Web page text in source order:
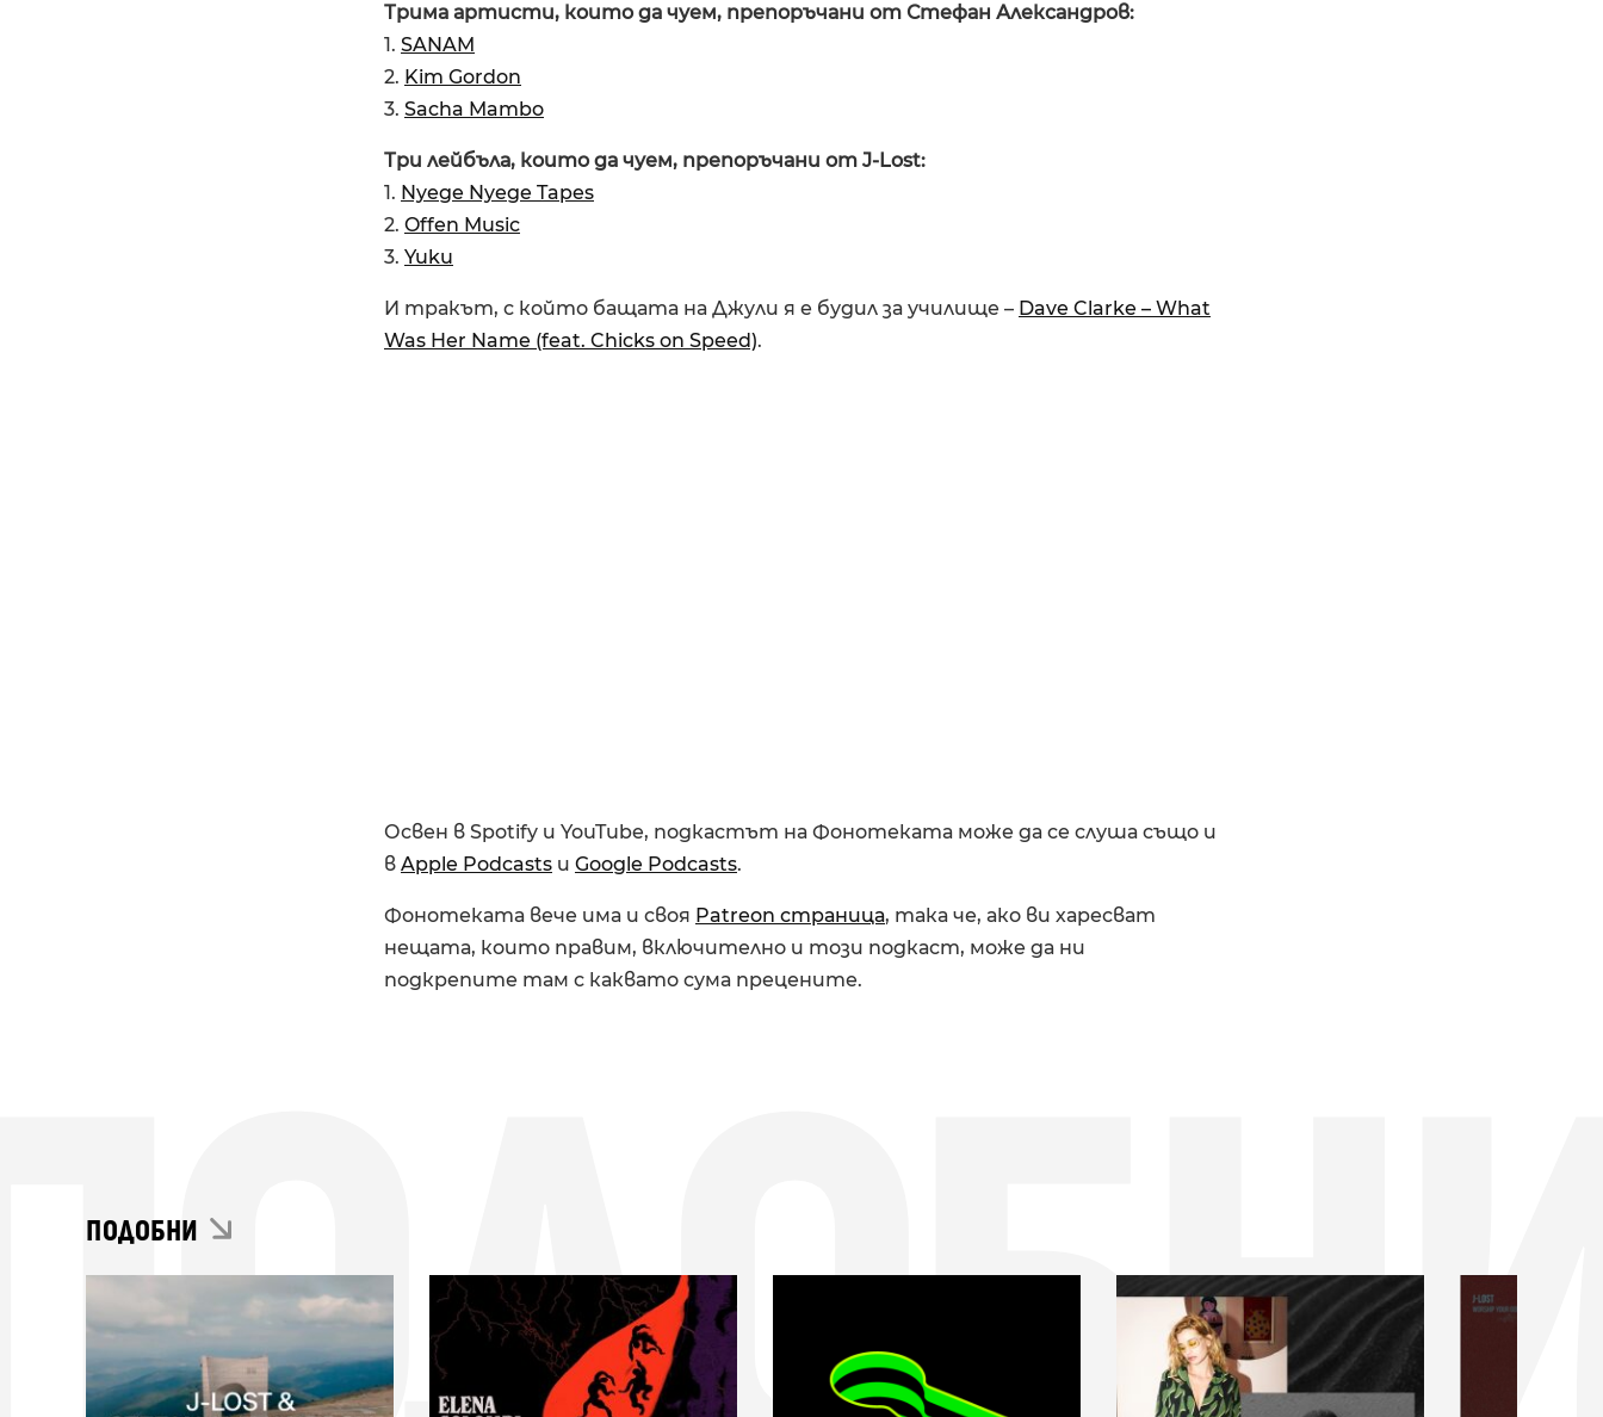
Трима артисти, които да чуем, препоръчани от Стефан Александров:
1. SANAM
2. Kim Gordon
3. Sacha Mambo
Три лейбъла, които да чуем, препоръчани от J-Lost:
1. Nyege Nyege Tapes
2. Offen Music
3. Yuku
И тракът, с който бащата на Джули я е будил за училище – Dave Clarke – What
Was Her Name (feat. Chicks on Speed).
Освен в Spotify и YouTube, подкастът на Фонотеката може да се слуша също и
в Apple Podcasts и Google Podcasts.
Фонотеката вече има и своя Patreon страница, така че, ако ви харесват
нещата, които правим, включително и този подкаст, може да ни
подкрепите там с каквато сума прецените.
ПОДОБНИ